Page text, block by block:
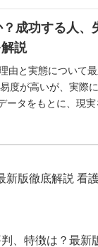
成功する人、
説
由と実態について
度が高いが、実際
タをもとに、現実
版徹底解説 看
、特徴は？最新